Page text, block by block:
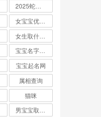
宝宝起名网
属相查询
猫咪